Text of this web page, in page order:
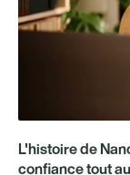
L'histoire de
confiance tout